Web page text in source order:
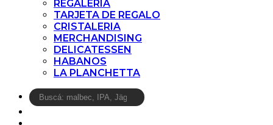
REGALERIA
TARJETA DE REGALO
CRISTALERIA
MERCHANDISING
DELICATESSEN
HABANOS
LA PLANCHETTA